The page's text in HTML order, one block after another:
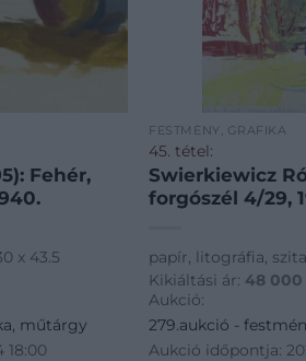
Fehér,
x 43.5
műtárgy
18:00
FESTMÉNY, GRAFIKA
45. tétel:
Swierkiewicz
forgószél 4/29,
papír, litográfia,
Kikiáltási ár: 48 000
Aukció:
279.aukció -
Aukció időpontja: